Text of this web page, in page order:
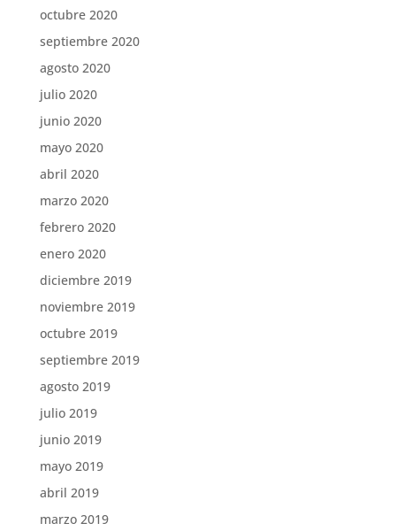
octubre 2020
septiembre 2020
agosto 2020
julio 2020
junio 2020
mayo 2020
abril 2020
marzo 2020
febrero 2020
enero 2020
diciembre 2019
noviembre 2019
octubre 2019
septiembre 2019
agosto 2019
julio 2019
junio 2019
mayo 2019
abril 2019
marzo 2019